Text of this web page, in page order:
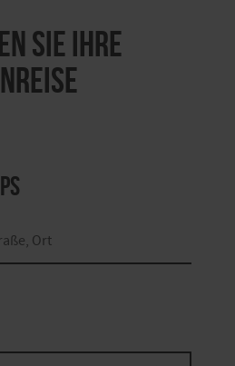
SIE IHRE